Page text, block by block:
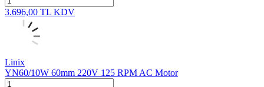
3.696,00 TL KDV
Linix
YN60/10W 60mm 220V 125 RPM AC Motor